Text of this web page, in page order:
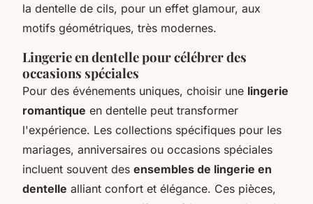
la dentelle de cils, pour un effet glamour, aux
motifs géométriques, très modernes.
Lingerie en dentelle pour célébrer des
occasions spéciales
Pour des événements uniques, choisir une lingerie
romantique en dentelle peut transformer
l'expérience. Les collections spécifiques pour les
mariages, anniversaires ou occasions spéciales
incluent souvent des ensembles de lingerie en
dentelle alliant confort et élégance. Ces pièces,